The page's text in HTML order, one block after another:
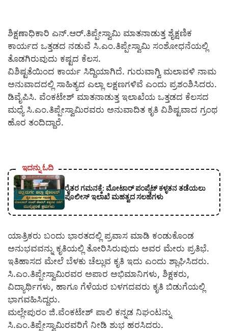
ಶಿಕ್ಷಣಾಧಿಕಾರಿ ಎನ್.ಆರ್.ತಿಪ್ಪೇಸ್ವಾಮಿ ಮಾತನಾಡುತ್ತ ಶೈಕ್ಷಣಿಕ
ಕಾರ್ಯದ ಒತ್ತಡದ ನಡುವೆ ಸಿ.ಎಂ.ತಿಪ್ಪೇಸ್ವಾಮಿ ಸಂಶೋಧನೆಯಲ್ಲಿ
ತೊಡಗಿರುವುದು ಕಷ್ಟದ ಕೆಲಸ.
ವಿಶಿಷ್ಟತೆಯಿಂದ ಕಾರ್ಯ ಸಿದ್ದಿಯಾಗಿದೆ. ಗುರುವಾಗ್ವಿ ಮಲಾವಳಿ ನಾಮ
ಅನುವಾದದಲ್ಲಿ ಸಾಹಿತ್ಯದ ಎಲ್ಲಾ ಲಕ್ಷಣಗಳಿವೆ ಎಂದು ಪ್ರಶಂಶಿಸಿದರು.
ಡಿವೈಪಿಸಿ. ವೆಂಕಟೇಶ್ ಮಾತನಾಡುತ್ತ ಇಲಾಖೆಯ ಒತ್ತಡದ ಕೆಲಸದ
ಮಧ್ಯೆ ಸಿ.ಎಂ.ತಿಪ್ಪೇಸ್ವಾಮಿರವರು ಅನುವಾದಿತ ಕೃತಿ ವಿಶಿಷ್ಟವಾದ ಗ್ರಂಥ
ಹೊರ ತಂದಿದ್ದಾರೆ.
ಇದನ್ನು ಓದಿ
ರೈತರ ಗಮನಕ್ಕೆ: ಮೋಟಾರ್ ಪಂಪ್ಸೆಟ್ ಕಳ್ಳತನ ತಡೆಯಲು
ಪೊಲೀಸ್ ಇಲಾಖೆ ಮಹತ್ವದ ಸಲಹೆಗಳು
ಯಾತ್ರಿಕರು ಬಂದು ಭಾರತದಲ್ಲಿ ಪ್ರವಾಸ ಮಾಡಿ ಕಂಡುಕೊಂಡ
ಅನುಭವವನ್ನು ಕೃತಿಯಲ್ಲಿ ತೋರಿಸಿರುವುದು ಅವರ ಮೇರು ಪ್ರತಿಭೆ.
ಇತಿಹಾಸದ ಮೇಲೆ ಬೆಳಕು ಚೆಲ್ಲುವ ಕೃತಿ ಇದು ಎಂದು ಶ್ಲಾಘಿಸಿದರು.
ಸಿ.ಎಂ.ತಿಪ್ಪೇಸ್ವಾಮಿರವರ ಅಪಾರ ಅಭಿಮಾನಿಗಳು, ಶಿಕ್ಷಕರು,
ವಿದ್ಯಾರ್ಥಿಗಳು, ಹಾಗೂ ಗೆಳೆಯರ ಬಳಗದವರು ಕೃತಿ ಬಿಡುಗೆಯಲ್ಲಿ
ಭಾಗವಹಿಸಿದ್ದರು.
ಮಲ್ಲೇಪುರಂ ಜಿ.ವೆಂಕಟೇಶ್ ಪಾಲಿ ಕನ್ನಡ ನಿಘಂಟನ್ನು
ಸಿ.ಎಂ.ತಿಪ್ಪೇಸ್ವಾಮಿರವರಿಗೆ ನೀಡಿ ಶುಭ ಹರಸಿದರು.